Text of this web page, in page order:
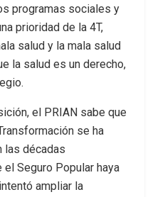
programas sociales y
prioridad de la 4T,
salud y la mala salud
la salud es un derecho,
el PRIAN sabe que
se ha
las décadas
Seguro Popular haya
ampliar la